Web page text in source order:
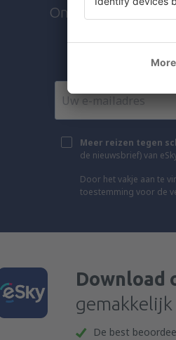
Ontvang
We sturen
Meer reizen tegen
de nieuwsbrief) van
Door het vakje aan te
toestemming voor de
Download
De best